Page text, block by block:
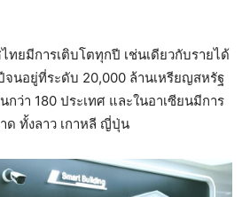
ทยมีการเติบโตทุกปี เช่นเดียวกับรายได้
จนอยู่ที่ระดับ 20,000 ล้านเหรียญสหรัฐ
ว่า 180 ประเทศ และในอาเซียนมีการ
ด ทั้งลาว เกาหลี ญี่ปุ่น